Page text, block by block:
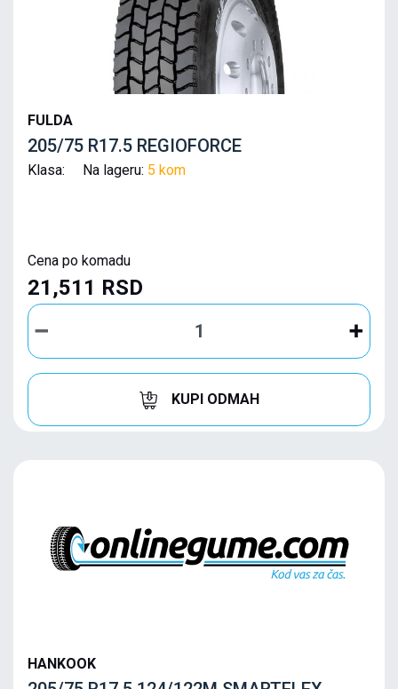
FULDA
205/75 R17.5 REGIOFORCE
Klasa: Na lageru: 5 kom
Cena po komadu
21,511 RSD
KUPI ODMAH
HANKOOK